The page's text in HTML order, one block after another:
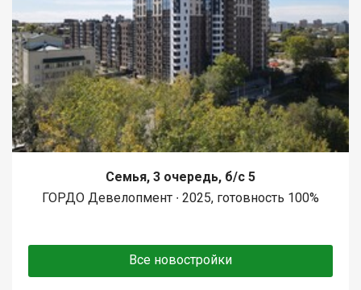
Семья, 3 очередь, б/с 5
ГОРДО Девелопмент ∙ 2025, готовность 100%
Все новостройки